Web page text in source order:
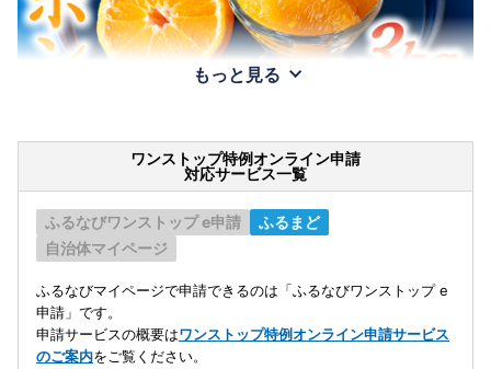
もっと見る
ワンストップ特例オンライン申請
対応サービス一覧
ふるなびワンストップ e申請
ふるまど
自治体マイページ
ふるなびマイページで申請できるのは「ふるなびワンストップ e
申請」です。
申請サービスの概要はワンストップ特例オンライン申請サービス
のご案内をご覧ください。